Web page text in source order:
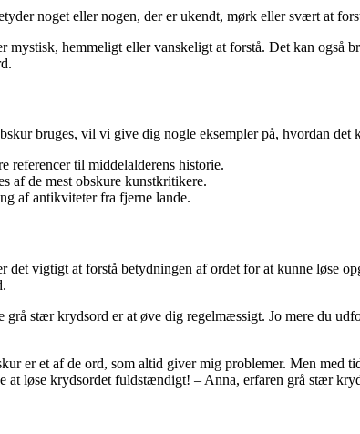
noget eller nogen, der er ukendt, mørk eller svært at
mystisk, hemmeligt eller vanskeligt at forstå. Det kan
bruges, vil vi give dig nogle eksempler på, hvordan det
referencer til middelalderens historie.
af de mest obskure kunstkritikere.
af antikviteter fra fjerne lande.
det vigtigt at forstå betydningen af ordet for at kunne løse
grå stær krydsord er at øve dig regelmæssigt. Jo mere du
er et af de ord, som altid giver mig problemer. Men
at løse krydsordet fuldstændigt! – Anna, erfaren grå stær